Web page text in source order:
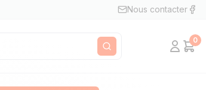
Nous contacter
Rechercher Mon
0